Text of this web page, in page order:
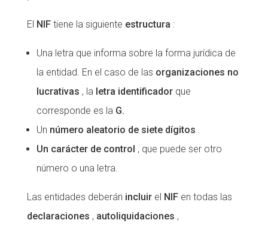
El NIFtiene la siguiente estructura :
Una letra que informa sobre la forma jurídica de
la entidad. En el caso de las organizaciones no
lucrativas , la letra identificadorque
corresponde es la G.
Un número aleatorio de siete dígitos .
Un carácter de control , que puede ser otro
número o una letra.
Las entidades deberán incluirel NIFen todas las
declaraciones , autoliquidaciones ,